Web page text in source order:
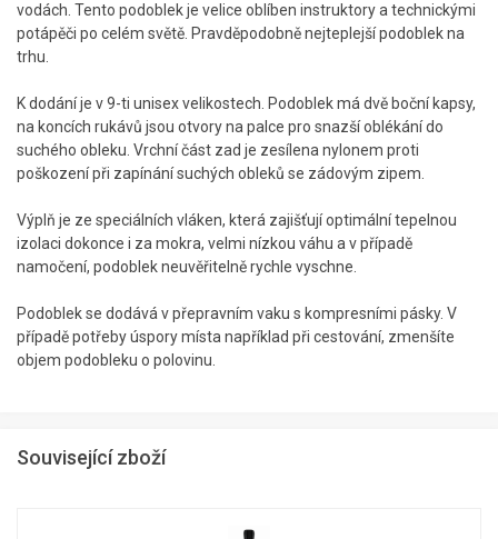
vodách. Tento podoblek je velice oblíben instruktory a technickými
potápěči po celém světě. Pravděpodobně nejteplejší podoblek na
trhu.
K dodání je v 9-ti unisex velikostech. Podoblek má dvě boční kapsy,
na koncích rukávů jsou otvory na palce pro snazší oblékání do
suchého obleku. Vrchní část zad je zesílena nylonem proti
poškození při zapínání suchých obleků se zádovým zipem.
Výplň je ze speciálních vláken, která zajišťují optimální tepelnou
izolaci dokonce i za mokra, velmi nízkou váhu a v případě
namočení, podoblek neuvěřitelně rychle vyschne.
Podoblek se dodává v přepravním vaku s kompresními pásky. V
případě potřeby úspory místa například při cestování, zmenšíte
objem podobleku o polovinu.
Související zboží